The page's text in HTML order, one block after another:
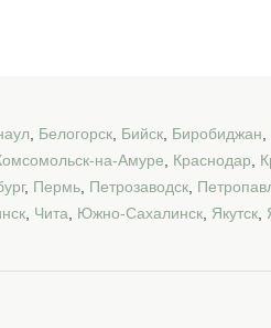
Белогорск Бийск Биробиджан
на-Амуре Краснодар
, Пермь Петрозаводск
Чита Южно-Сахалинск Якутск